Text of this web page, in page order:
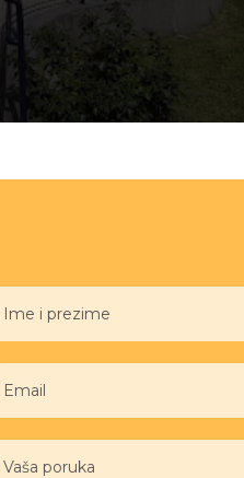
Ime i prezime
Email
Vaša poruka